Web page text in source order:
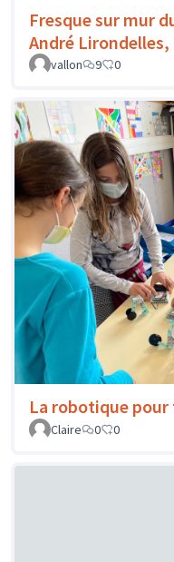
Fresque sur mur
André Lirondelles,
vallon
9 0
La robotique
Claire
0 0